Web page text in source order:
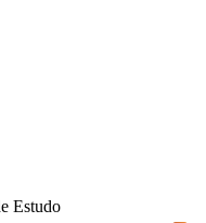
Estudo